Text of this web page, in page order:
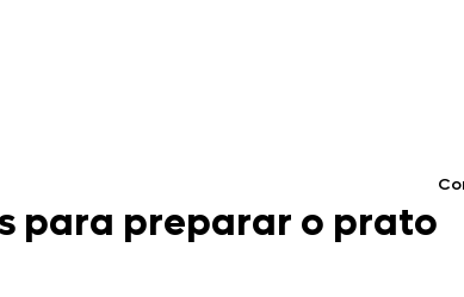
para preparar o prato